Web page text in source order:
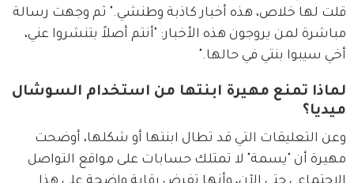
قلت لها خلاص، هذه أخبار كاذبة وطنشي." ثم وجهت رسالة
مباشرة لمن يروجون هذه الأخبار: "أنتم أصلاً بتنشروا عني،
أخي سيبوا بنتي في حالها."
لماذا تمنع مهيرة ابنتها من استخدام السوشال
ميديا؟
وعن التعليقات التي قد تطال ابنتها أو شكلها، أوضحت
مهيرة أن "يسمة" لا تمتلك حسابات على مواقع التواصل